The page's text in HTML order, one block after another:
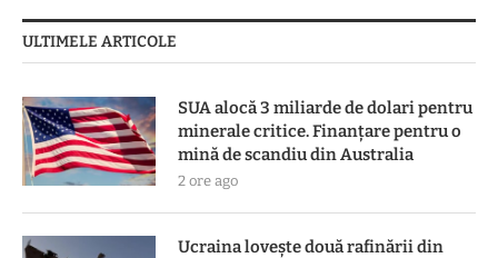
ULTIMELE ARTICOLE
SUA alocă 3 miliarde de dolari pentru
minerale critice. Finanțare pentru o
mină de scandiu din Australia
2 ore ago
Ucraina lovește două rafinării din